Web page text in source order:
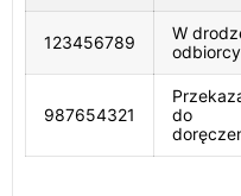
123456789
W
odbiorcy
987654321
do